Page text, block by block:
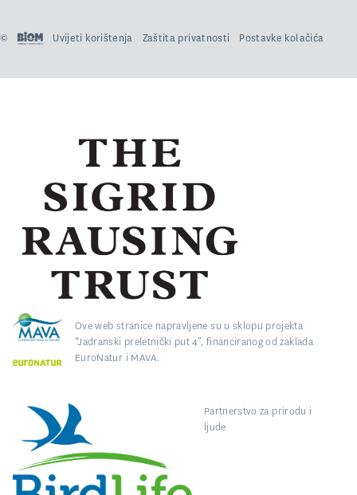
© Uvijeti korištenja Zaštita privatnosti Postavke kolačića
Ove web stranice napravljene su u sklopu projekta
“Jadranski preletnički put 4”, financiranog od zaklada
EuroNatur i MAVA.
Partnerstvo za prirodu i
ljude